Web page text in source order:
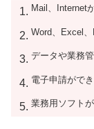
Mail、
Word、
データ
電子
業務用